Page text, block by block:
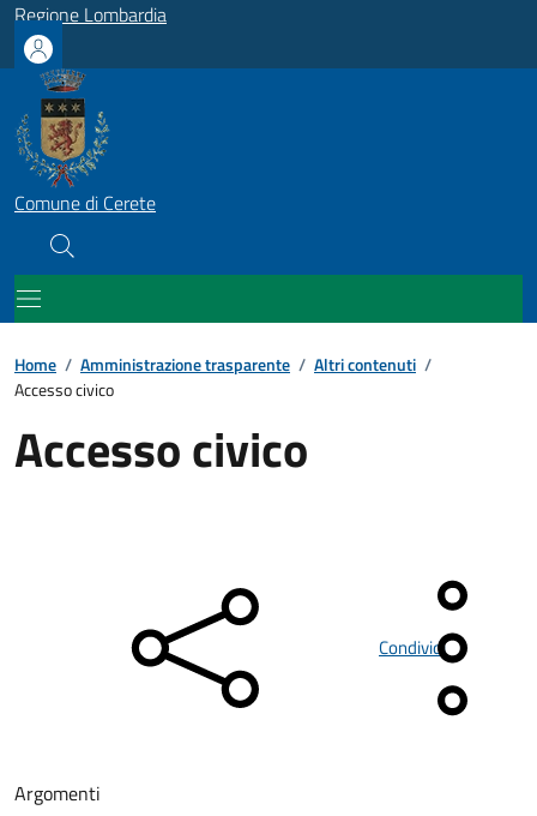
Regione Lombardia
Comune di Cerete
Home / Amministrazione trasparente / Altri contenuti /
Accesso civico
Accesso civico
Condividi
Argomenti